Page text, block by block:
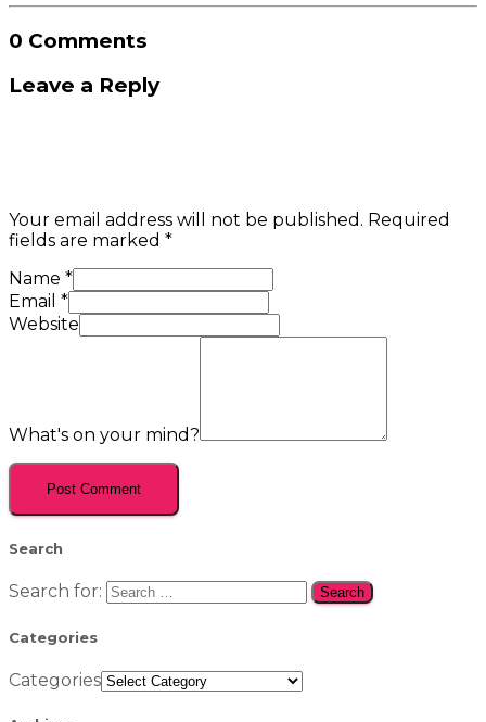
0 Comments
Leave a Reply
Your email address will not be published. Required
fields are marked *
Name *
Email *
Website
What's on your mind?
Search
Search for:
Categories
Categories